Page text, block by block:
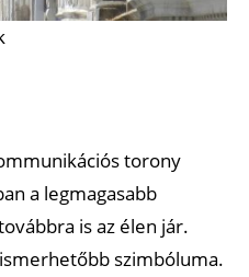
torony
a legmagasabb
is az élen jár.
szimbóluma.